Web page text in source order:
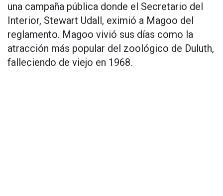
una campaña pública donde el Secretario del
Interior, Stewart Udall, eximió a Magoo del
reglamento. Magoo vivió sus días como la
atracción más popular del zoológico de Duluth,
falleciendo de viejo en 1968.